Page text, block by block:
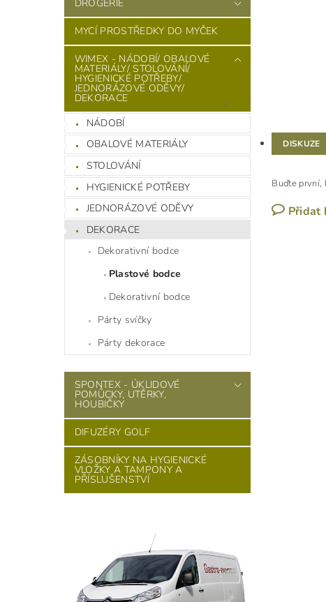
DROGERIE
MYCÍ PROSTŘEDKY DO MYČEK
WIMEX - NÁDOBÍ/ OBALOVÉ
MATERIÁLY/ STOLOVÁNÍ/
HYGIENICKÉ POTŘEBY/
JEDNORÁZOVÉ ODĚVY/
DEKORACE
NÁDOBÍ
OBALOVÉ MATERIÁLY
STOLOVÁNÍ
HYGIENICKÉ POTŘEBY
JEDNORÁZOVÉ ODĚVY
DEKORACE
Dekorativní bodce
Plastové bodce
Dekorativní bodce
Párty svíčky
Párty dekorace
SPONTEX - ÚKLIDOVÉ
POMŮCKY, UTĚRKY,
HOUBIČKY
DIFUZÉRY GOLF
ZÁSOBNÍKY NA HYGIENICKÉ
VLOŽKY A TAMPONY A
PŘÍSLUŠENSTVÍ
DISKUZE
Buďte první,
Přidat